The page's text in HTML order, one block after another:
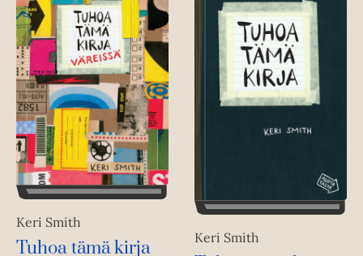
Keri Smith
Tuhoa tämä kirja
Keri Smith